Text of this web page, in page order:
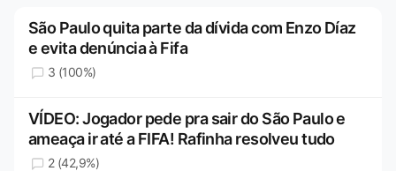
São Paulo quita parte da dívida com Enzo Díaz
e evita denúncia à Fifa
3 (100%)
VÍDEO: Jogador pede pra sair do São Paulo e
ameaça ir até a FIFA! Rafinha resolveu tudo
2 (42,9%)